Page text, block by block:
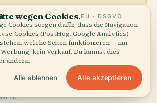
Florenz.
— ein paar, die sich gut
PLACE
Kathedrale Von
PLACE
wegen Cookies.EU · DSGVO
Cookies sorgen dafür, dass die Navigation
Cookies (PostHog, Google Analytics)
welche Seiten funktionieren — nur
kein Verkauf. Du kannst dies
ändern.
Alle ablehnen Alle akzeptieren